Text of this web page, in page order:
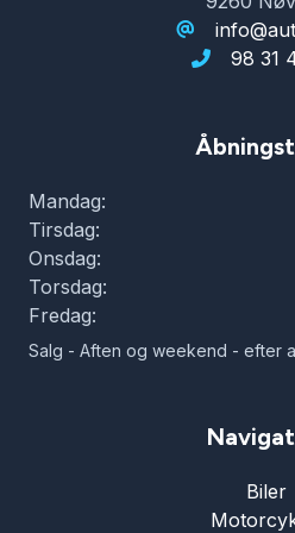
98 31
Mandag:
Tirsdag:
Onsdag:
Torsdag:
Fredag:
Salg - Aften og weekend - efter
Biler